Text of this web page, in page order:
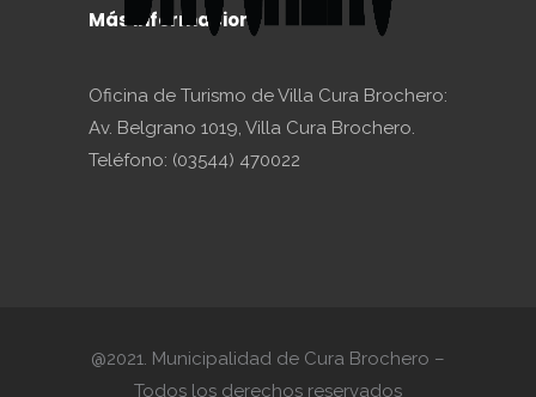
Más informacion:
Oficina de Turismo de Villa Cura Brochero:
Av. Belgrano 1019, Villa Cura Brochero.
Teléfono: (03544) 470022
@2021. Municipalidad de Cura Brochero –
Todos los derechos reservados